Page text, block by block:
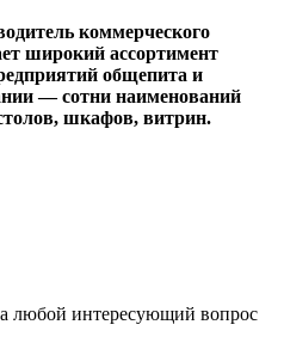
коммерческого
широкий ассортимент
общепита и
— сотни наименований
шкафов, витрин.
любой интересующий вопрос